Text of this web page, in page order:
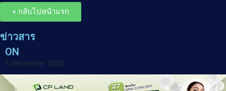
< กลับไปหน้าแรก
ข่าวสาร
ON
5 December 2020